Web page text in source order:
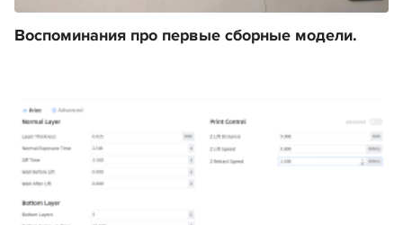
Воспоминания про первые сборные модели.